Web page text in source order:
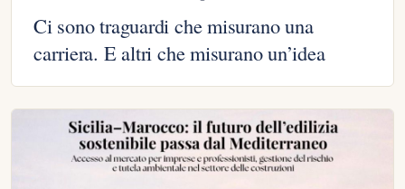
Ci sono traguardi che misurano una
carriera. E altri che misurano un’idea